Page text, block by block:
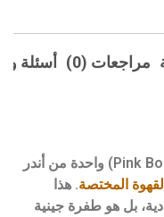
مراجعات (0) أسئلة
(Pink Bourbon) واحدة من أندر
المختصة. هذا
بل هو طفرة جينية